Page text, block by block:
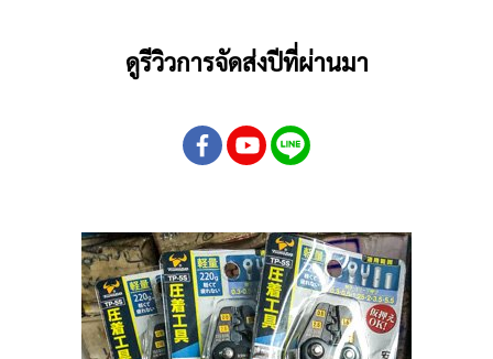
ดูรีวิวการจัดส่งปีที่ผ่านมา